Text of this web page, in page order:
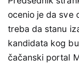
ocenio je da sve
treba da stanu
kandidata kog
čačanski portal